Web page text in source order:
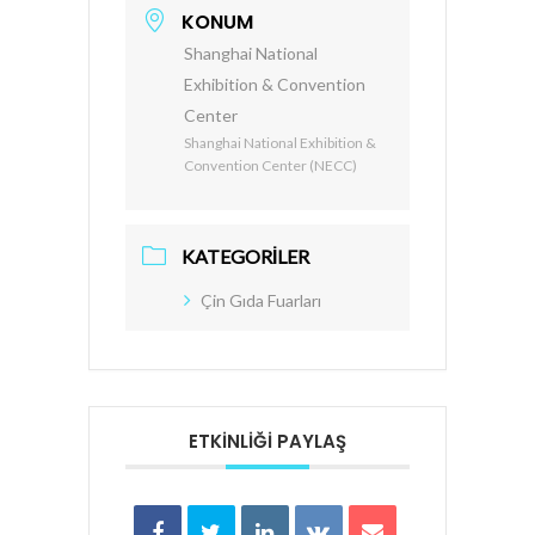
KONUM
Shanghai National
Exhibition & Convention
Center
Shanghai National Exhibition &
Convention Center (NECC)
KATEGORILER
Çin Gıda Fuarları
ETKINLIĞI PAYLAŞ